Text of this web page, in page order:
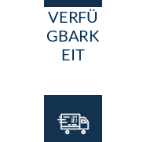
VERFÜ
GBARK
EIT